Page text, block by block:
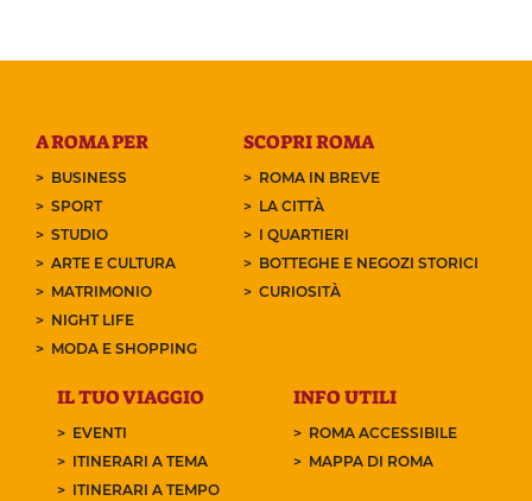
A ROMA PER
BUSINESS
SPORT
STUDIO
ARTE E CULTURA
MATRIMONIO
NIGHT LIFE
MODA E SHOPPING
SCOPRI ROMA
ROMA IN BREVE
LA CITTÀ
I QUARTIERI
BOTTEGHE E NEGOZI STORICI
CURIOSITÀ
IL TUO VIAGGIO
EVENTI
ITINERARI A TEMA
ITINERARI A TEMPO
INFO UTILI
ROMA ACCESSIBILE
MAPPA DI ROMA